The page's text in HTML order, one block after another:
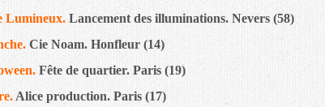
Lumineux. Lancement des illuminations. Nevers (58)
Cie Noam. Honfleur (14)
Fête de quartier. Paris (19)
Alice production. Paris (17)